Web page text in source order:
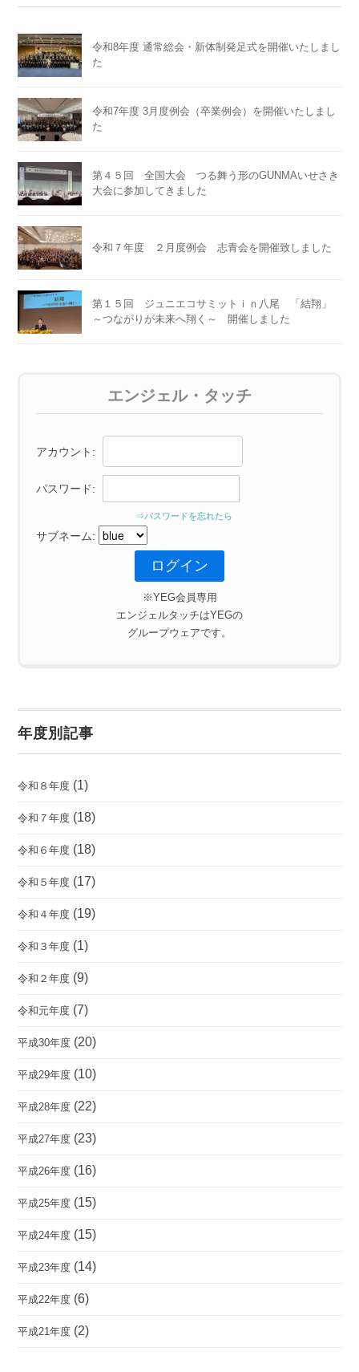
令和8年度 通常総会・新体制発足式を開催いたしまし
た
令和7年度 3月度例会（卒業例会）を開催いたしまし
た
第４５回 全国大会 つる舞う形のGUNMAいせさき
大会に参加してきました
令和７年度 ２月度例会 志青会を開催致しました
第１５回 ジュニエコサミットｉｎ八尾 「結翔」
～つながりが未来へ翔く～ 開催しました
エンジェル・タッチ
アカウント:
パスワード:
⇒パスワードを忘れたら
サブネーム:
※YEG会員専用
エンジェルタッチはYEGの
グループウェアです。
年度別記事
令和８年度 (1)
令和７年度 (18)
令和６年度 (18)
令和５年度 (17)
令和４年度 (19)
令和３年度 (1)
令和２年度 (9)
令和元年度 (7)
平成30年度 (20)
平成29年度 (10)
平成28年度 (22)
平成27年度 (23)
平成26年度 (16)
平成25年度 (15)
平成24年度 (15)
平成23年度 (14)
平成22年度 (6)
平成21年度 (2)